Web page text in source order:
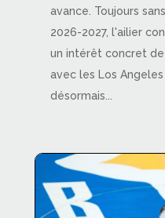
avance. Toujours
2026-2027, l'ailier
un intérêt concret de
avec les Los
désormais...